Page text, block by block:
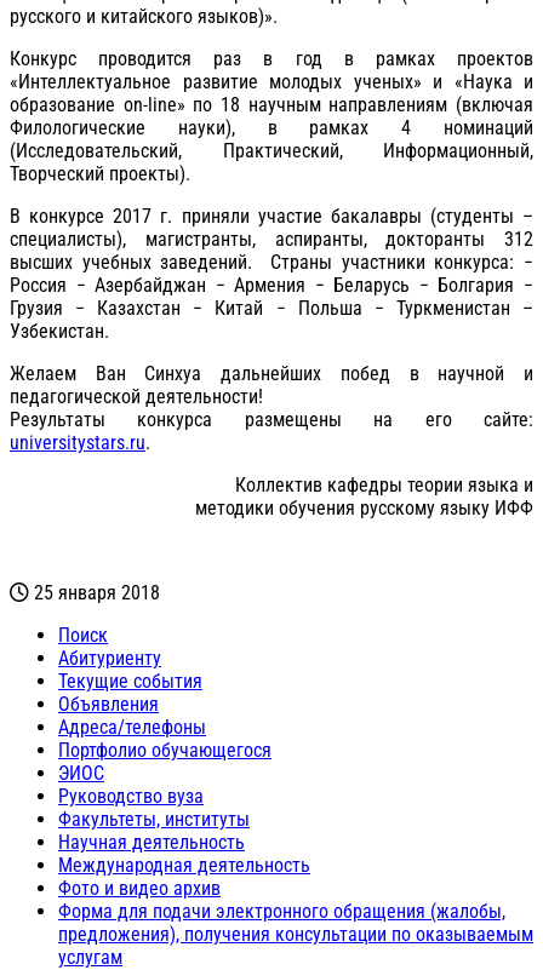
русского и китайского языков)».
Конкурс проводится раз в год в рамках проектов
«Интеллектуальное развитие молодых ученых» и «Наука и
образование on-line» по 18 научным направлениям (включая
Филологические науки), в рамках 4 номинаций
(Исследовательский, Практический, Информационный,
Творческий проекты).
В конкурсе 2017 г. приняли участие бакалавры (студенты –
специалисты), магистранты, аспиранты, докторанты 312
высших учебных заведений. Страны участники конкурса: −
Россия − Азербайджан − Армения − Беларусь − Болгария −
Грузия − Казахстан − Китай − Польша − Туркменистан –
Узбекистан.
Желаем Ван Синхуа дальнейших побед в научной и
педагогической деятельности!
Результаты конкурса размещены на его сайте:
universitystars.ru.
Коллектив кафедры теории языка и
методики обучения русскому языку ИФФ
25 января 2018
Поиск
Абитуриенту
Текущие события
Объявления
Адреса/телефоны
Портфолио обучающегося
ЭИОС
Руководство вуза
Факультеты, институты
Научная деятельность
Международная деятельность
Фото и видео архив
Форма для подачи электронного обращения (жалобы,
предложения), получения консультации по оказываемым
услугам